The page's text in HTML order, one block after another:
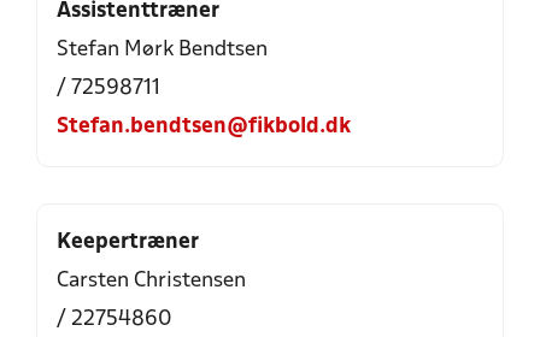
Assistenttræner
Stefan Mørk Bendtsen
/ 72598711
Stefan.bendtsen@fikbold.dk
Keepertræner
Carsten Christensen
/ 22754860